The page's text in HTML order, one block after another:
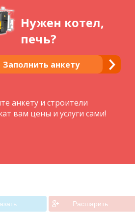
Нужен котел,
печь?
Заполнить анкету
анкету и строители
вам цены и услуги сами!
Расшарить